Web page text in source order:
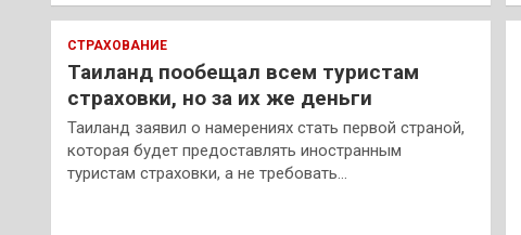
СТРАХОВАНИЕ
Таиланд пообещал всем туристам
страховки, но за их же деньги
Таиланд заявил о намерениях стать первой страной,
которая будет предоставлять иностранным
туристам страховки, а не требовать…